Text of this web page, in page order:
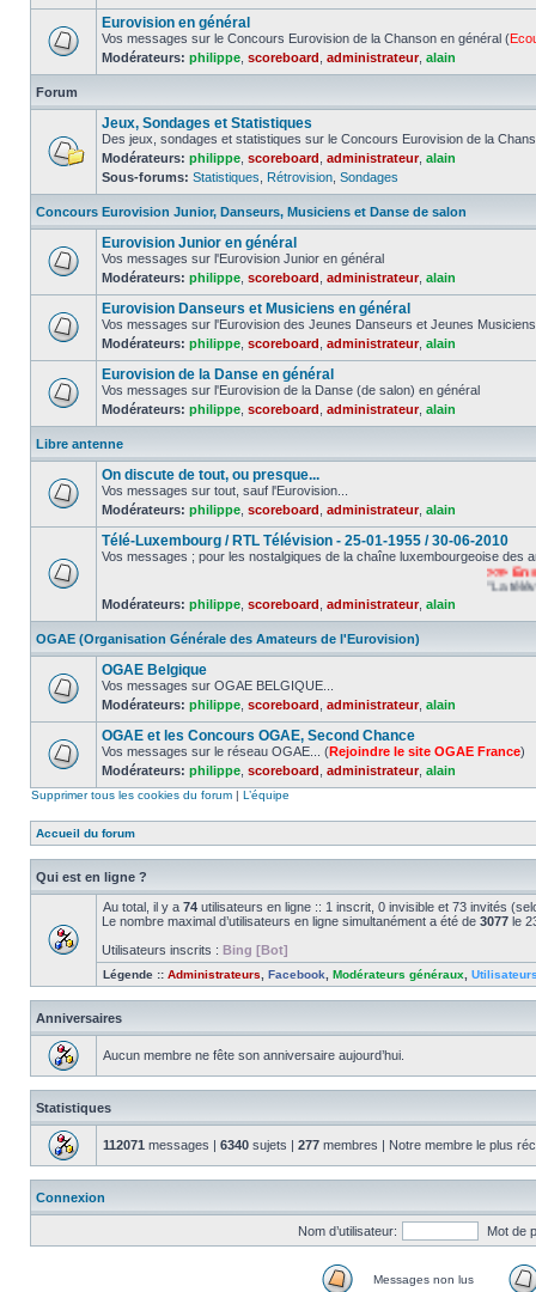
Eurovision en général
Vos messages sur le Concours Eurovision de la Chanson en général (
Modérateurs: philippe scoreboard administrateur, alain
Forum
Jeux, Sondages et Statistiques
Des jeux, sondages et statistiques sur le Concours Eurovision de la
Modérateurs: philippe scoreboard administrateur, alain
Sous-forums: Statistiques Rétrovision Sondages
Concours Eurovision Junior, Danseurs, Musiciens et Danse de salon
Eurovision Junior en général
Vos messages sur l'Eurovision Junior en général
Modérateurs: philippe scoreboard administrateur, alain
Eurovision Danseurs et Musiciens en général
Vos messages sur l'Eurovision des Jeunes Danseurs et Jeunes
Modérateurs: philippe scoreboard administrateur, alain
Eurovision de la Danse en général
Vos messages sur l'Eurovision de la Danse (de salon) en général
Modérateurs: philippe scoreboard administrateur, alain
Libre antenne
On discute de tout, ou presque...
Vos messages sur tout, sauf l'Eurovision...
Modérateurs: philippe scoreboard administrateur, alain
Télé-Luxembourg / RTL Télévision - 25-01-1955 / 30-06-2010
Vos messages ; pour les nostalgiques de la chaîne luxembourgeoise des
>>> En
"La
Modérateurs: philippe scoreboard administrateur, alain
OGAE (Organisation Générale des Amateurs de l'Eurovision)
OGAE Belgique
Vos messages sur OGAE BELGIQUE...
Modérateurs: philippe scoreboard administrateur, alain
OGAE et les Concours OGAE, Second Chance
Vos messages sur le réseau OGAE... (Rejoindre le site OGAE France)
Modérateurs: philippe scoreboard administrateur, alain
Supprimer tous les cookies du forum | L’équipe
Accueil du forum
Qui est en ligne ?
Au total, il y a 74 utilisateurs en ligne :: 1 inscrit, 0 invisible et 73 invités
Le nombre maximal d’utilisateurs en ligne simultanément a été de 3077 le
Utilisateurs inscrits : Bing [Bot]
Légende :: Administrateurs Facebook Modérateurs généraux
Anniversaires
Aucun membre ne fête son anniversaire aujourd’hui.
Statistiques
112071 messages | 6340 sujets | 277 membres | Notre membre le plus
Connexion
Nom d’utilisateur: Mot de
Messages non lus